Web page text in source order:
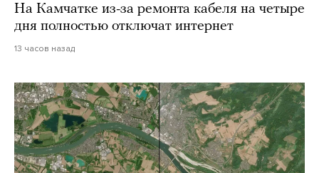
На Камчатке из-за ремонта кабеля на четыре
дня полностью отключат интернет
13 часов назад